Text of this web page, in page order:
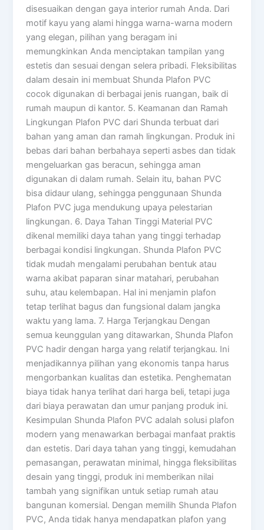
disesuaikan dengan gaya interior rumah Anda. Dari
motif kayu yang alami hingga warna-warna modern
yang elegan, pilihan yang beragam ini
memungkinkan Anda menciptakan tampilan yang
estetis dan sesuai dengan selera pribadi. Fleksibilitas
dalam desain ini membuat Shunda Plafon PVC
cocok digunakan di berbagai jenis ruangan, baik di
rumah maupun di kantor. 5. Keamanan dan Ramah
Lingkungan Plafon PVC dari Shunda terbuat dari
bahan yang aman dan ramah lingkungan. Produk ini
bebas dari bahan berbahaya seperti asbes dan tidak
mengeluarkan gas beracun, sehingga aman
digunakan di dalam rumah. Selain itu, bahan PVC
bisa didaur ulang, sehingga penggunaan Shunda
Plafon PVC juga mendukung upaya pelestarian
lingkungan. 6. Daya Tahan Tinggi Material PVC
dikenal memiliki daya tahan yang tinggi terhadap
berbagai kondisi lingkungan. Shunda Plafon PVC
tidak mudah mengalami perubahan bentuk atau
warna akibat paparan sinar matahari, perubahan
suhu, atau kelembapan. Hal ini menjamin plafon
tetap terlihat bagus dan fungsional dalam jangka
waktu yang lama. 7. Harga Terjangkau Dengan
semua keunggulan yang ditawarkan, Shunda Plafon
PVC hadir dengan harga yang relatif terjangkau. Ini
menjadikannya pilihan yang ekonomis tanpa harus
mengorbankan kualitas dan estetika. Penghematan
biaya tidak hanya terlihat dari harga beli, tetapi juga
dari biaya perawatan dan umur panjang produk ini.
Kesimpulan Shunda Plafon PVC adalah solusi plafon
modern yang menawarkan berbagai manfaat praktis
dan estetis. Dari daya tahan yang tinggi, kemudahan
pemasangan, perawatan minimal, hingga fleksibilitas
desain yang tinggi, produk ini memberikan nilai
tambah yang signifikan untuk setiap rumah atau
bangunan komersial. Dengan memilih Shunda Plafon
PVC, Anda tidak hanya mendapatkan plafon yang